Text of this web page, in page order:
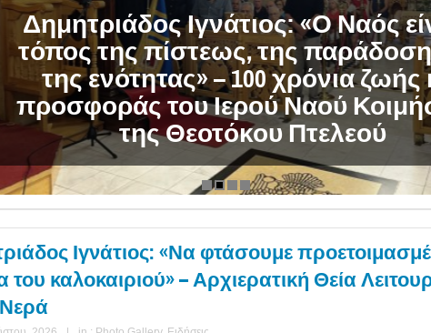
Δημητριάδος Ιγνάτιος: «Ο Ναός
τόπος της πίστεως, της παράδοσης
της ενότητας» – 100 χρόνια ζωής
του Ιερού Ναού
της Θεοτόκου Πτελεού
Ιγνάτιος: «Να φτάσουμε
καλοκαιριού» – Αρχιερατική Θεία